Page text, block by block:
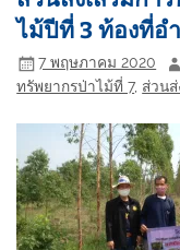
ไม้ปีที่ 3 ท้องที่
7 พฤษภาคม 2020
ทรัพยากรป่าไม้ที่ 7, ส่วน